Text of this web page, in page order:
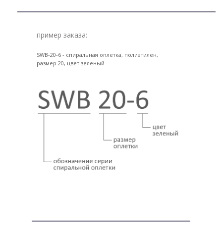
SWB-20-6 - спиральная оплетка, полиэтилен,
размер 20, цвет зеленый
пример заказа: